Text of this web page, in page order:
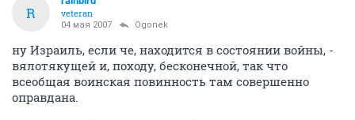
R
veteran
04 мая 2007 Ogonek
ну Израиль, если че, находится в состоянии войны, -
вялотякущей и, походу, бесконечной, так что
всеобщая воинская повинность там совершенно
оправдана.